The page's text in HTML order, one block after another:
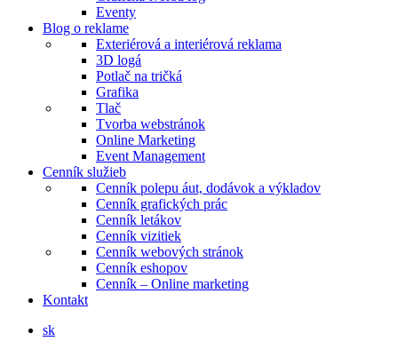
Eventy
Blog o reklame
Exteriérová a interiérová reklama
3D logá
Potlač na tričká
Grafika
Tlač
Tvorba webstránok
Online Marketing
Event Management
Cenník služieb
Cenník polepu áut, dodávok a výkladov
Cenník grafických prác
Cenník letákov
Cenník vizitiek
Cenník webových stránok
Cenník eshopov
Cenník – Online marketing
Kontakt
sk